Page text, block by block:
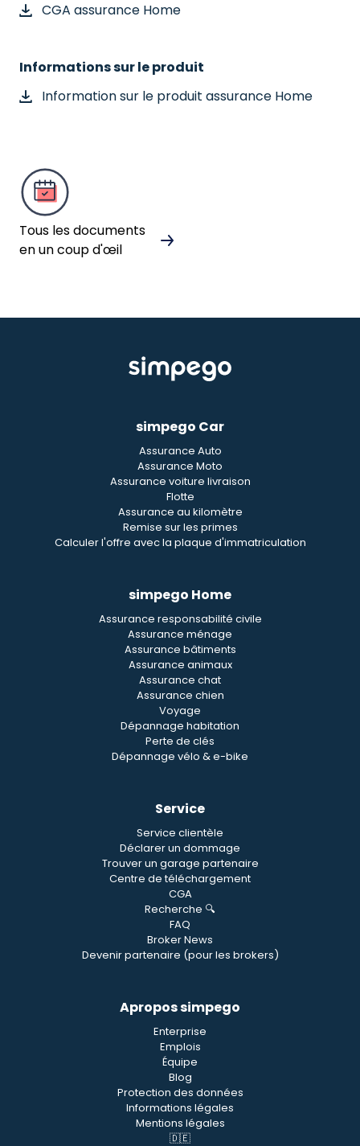
CGA assurance Home
Informations sur le produit
Information sur le produit assurance Home
Tous les documents
en un coup d'œil
simpego Car
Assurance Auto
Assurance Moto
Assurance voiture livraison
Flotte
Assurance au kilomètre
Remise sur les primes
Calculer l'offre avec la plaque d'immatriculation
simpego Home
Assurance responsabilité civile
Assurance ménage
Assurance bâtiments
Assurance animaux
Assurance chat
Assurance chien
Voyage
Dépannage habitation
Perte de clés
Dépannage vélo & e-bike
Service
Service clientèle
Déclarer un dommage
Trouver un garage partenaire
Centre de téléchargement
CGA
Recherche 🔍
FAQ
Broker News
Devenir partenaire (pour les brokers)
Apropos simpego
Enterprise
Emplois
Équipe
Blog
Protection des données
Informations légales
Mentions légales
🇩🇪